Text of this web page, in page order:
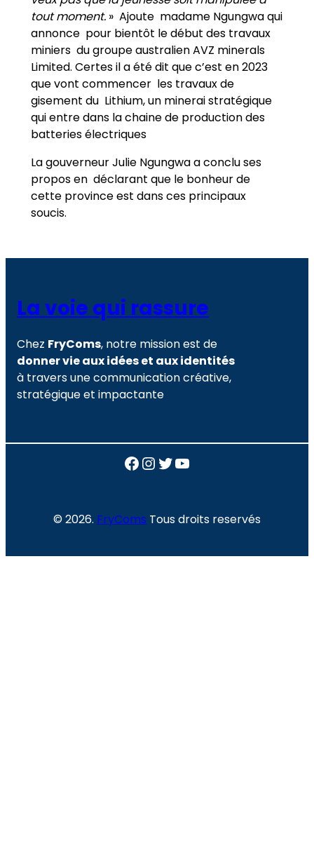
tout moment. » Ajoute madame Ngungwa qui
annonce pour bientôt le début des travaux
miniers du groupe australien AVZ minerals
Limited. Certes il a été dit que c’est en 2023
que vont commencer les travaux de
gisement du Lithium, un minerai stratégique
qui entre dans la chaine de production des
batteries électriques
La gouverneur Julie Ngungwa a conclu ses
propos en déclarant que le bonheur de
cette province est dans ces principaux
soucis.
La voie qui rassure
Chez FryComs, notre mission est de
donner vie aux idées et aux identités
à travers une communication créative,
stratégique et impactante
Facebook
Instagram
Twitter
YouTube
© 2026. FryComs Tous droits reservés